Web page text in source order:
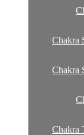
Chakra
Chakra
Chakra